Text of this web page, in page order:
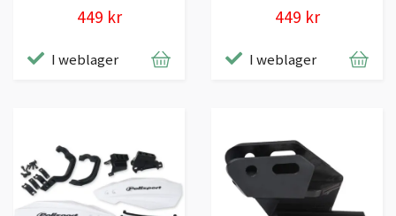
449 kr
I weblager
449 kr
I weblager